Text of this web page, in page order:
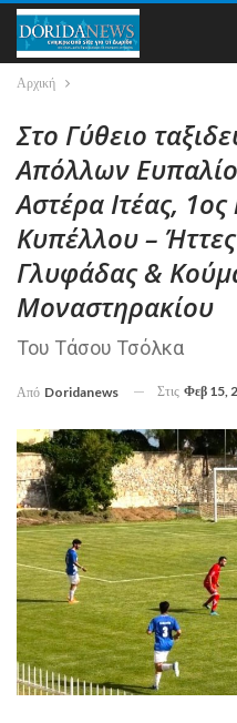
Αρχική
Στο Γύθειο
Απόλλων
Αστέρα Ιτέας, 1ος
Κυπέλλου –
Γλυφάδας &
Μοναστηρακίου
Του Τάσου Τσόλκα
Από Doridanews Στις Φεβ 15,